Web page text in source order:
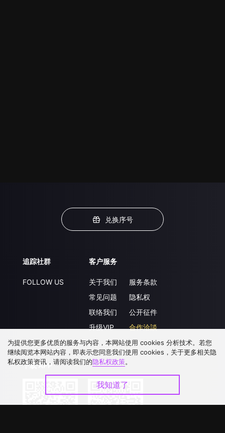
兑换序号
追踪社群
FOLLOW US
客户服务
关于我们
常见问题
联络我们
升级VIP
服务条款
隐私权
公开征件
合作洽談
下载 APP
为提供您更多优质的服务与内容，本网站使用 cookies 分析技术。若您
继续阅览本网站内容，即表示您同意我们使用 cookies，关于更多相关隐
私权政策资讯，请阅读我们的隐私权政策。
我知道了